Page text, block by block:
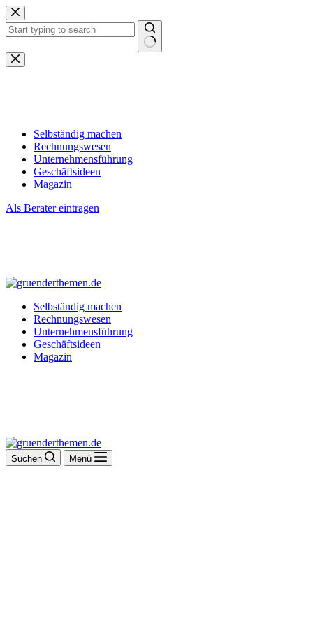
Zum
Inhalt
springen
Keine
Ergebnisse
Selbständig machen
Rechnungswesen
Unternehmensführung
Geschäftsideen
Magazin
Als Berater eintragen
Selbständig machen
Rechnungswesen
Unternehmensführung
Geschäftsideen
Magazin
Suchen Menü